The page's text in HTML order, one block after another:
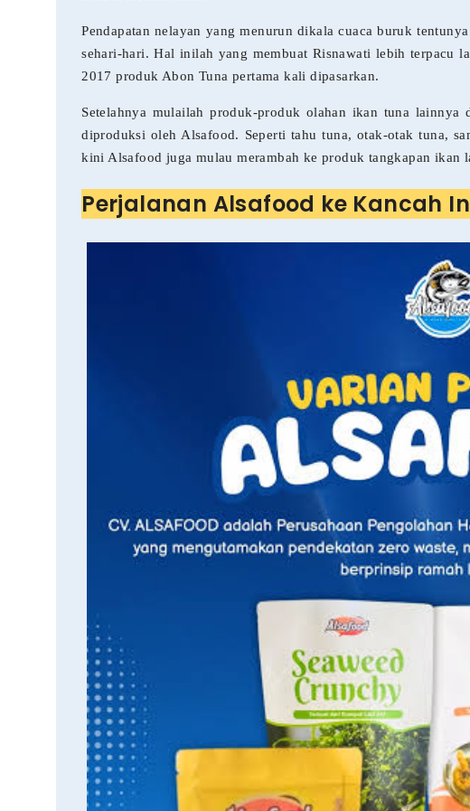
Pendapatan nelayan yang menurun dikala cuaca buruk
sehari-hari. Hal inilah yang membuat Risnawati lebih terpacu
2017 produk Abon Tuna pertama kali dipasarkan.
Setelahnya mulailah produk-produk olahan ikan tuna
diproduksi oleh Alsafood. Seperti tahu tuna, otak-otak tuna,
kini Alsafood juga mulau merambah ke produk tangkapan ikan
Perjalanan Alsafood ke Kancah